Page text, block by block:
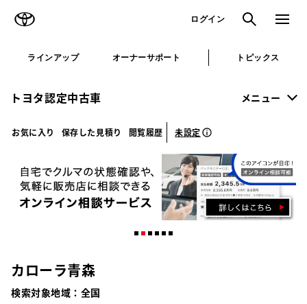
ログイン 検索 メニュ
ラインアップ オーナーサポート トピックス
トヨタ認定中古車 メニュー
お気に入り 保存した見積り 閲覧履歴 未設定
カローラ青森
検索対象地域： 全国